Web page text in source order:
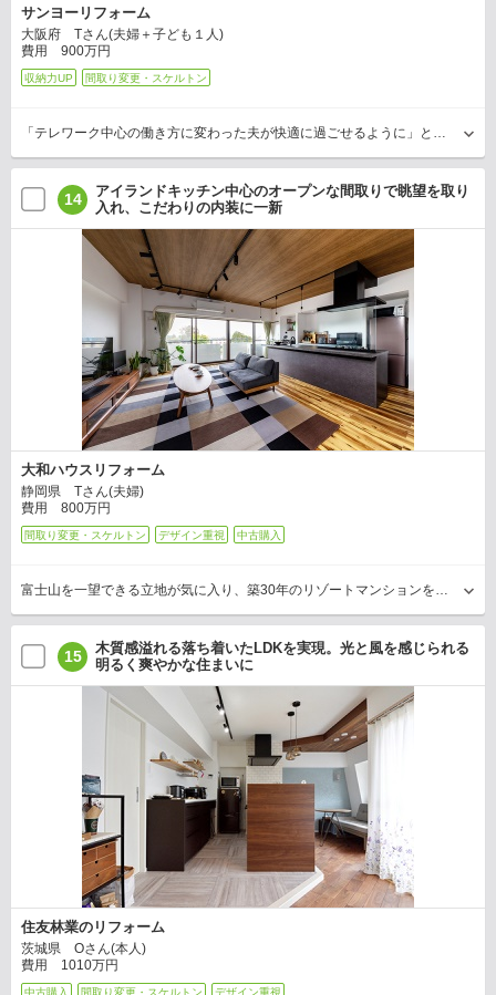
サンヨーリフォーム
大阪府 Tさん(夫婦＋子ども１人)
費用 900万円
収納力UP 間取り変更・スケルトン
「テレワーク中心の働き方に変わった夫が快適に過ごせるように」と大規模リフォームを決意されたＴさん。実現したのは「洗濯物の室内干しができるスペースもほしい」「手狭になっていたリビン…
14
アイランドキッチン中心のオープンな間取りで眺望を取り
入れ、こだわりの内装に一新
大和ハウスリフォーム
静岡県 Tさん(夫婦)
費用 800万円
間取り変更・スケルトン デザイン重視 中古購入
富士山を一望できる立地が気に入り、築30年のリゾートマンションを居住用に購入したTさん。全体的に古びていたものの、当初は自分たちで修繕しながら暮らそうと考えていた。しかし、キッチ…
15
木質感溢れる落ち着いたLDKを実現。光と風を感じられる
明るく爽やかな住まいに
住友林業のリフォーム
茨城県 Oさん(本人)
費用 1010万円
中古購入 間取り変更・スケルトン デザイン重視